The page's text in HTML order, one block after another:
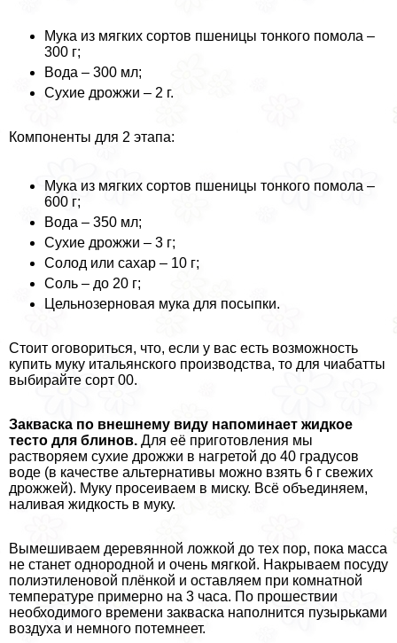
Мука из мягких сортов пшеницы тонкого помола –
300 г;
Вода – 300 мл;
Сухие дрожжи – 2 г.
Компоненты для 2 этапа:
Мука из мягких сортов пшеницы тонкого помола –
600 г;
Вода – 350 мл;
Сухие дрожжи – 3 г;
Солод или сахар – 10 г;
Соль – до 20 г;
Цельнозерновая мука для посыпки.
Стоит оговориться, что, если у вас есть возможность
купить муку итальянского производства, то для чиабатты
выбирайте сорт 00.
Закваска по внешнему виду напоминает жидкое
тесто для блинов. Для её приготовления мы
растворяем сухие дрожжи в нагретой до 40 градусов
воде (в качестве альтернативы можно взять 6 г свежих
дрожжей). Муку просеиваем в миску. Всё объединяем,
наливая жидкость в муку.
Вымешиваем деревянной ложкой до тех пор, пока масса
не станет однородной и очень мягкой. Накрываем посуду
полиэтиленовой плёнкой и оставляем при комнатной
температуре примерно на 3 часа. По прошествии
необходимого времени закваска наполнится пузырьками
воздуха и немного потемнеет.